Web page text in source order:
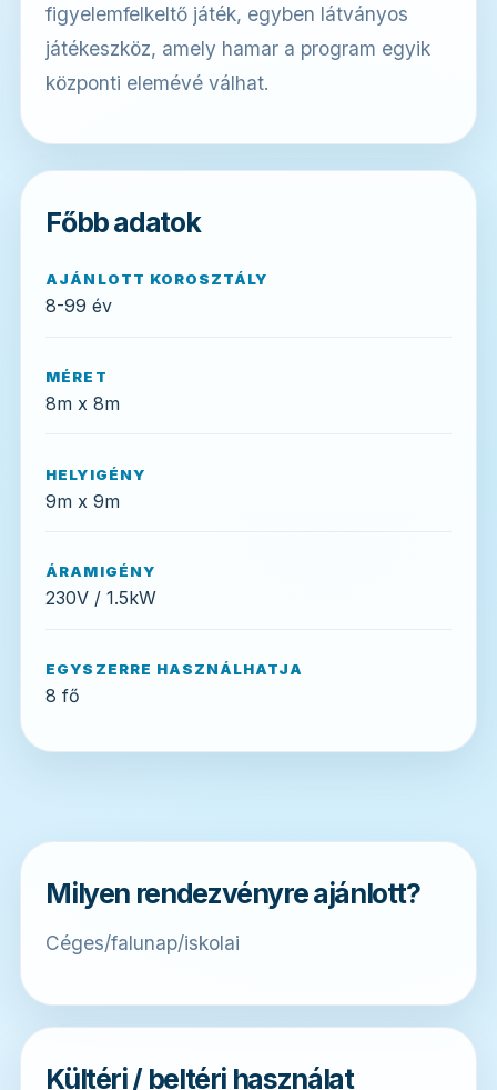
figyelemfelkeltő játék, egyben látványos
játékeszköz, amely hamar a program egyik
központi elemévé válhat.
Főbb adatok
AJÁNLOTT KOROSZTÁLY
8-99 év
MÉRET
8m x 8m
HELYIGÉNY
9m x 9m
ÁRAMIGÉNY
230V / 1.5kW
EGYSZERRE HASZNÁLHATJA
8 fő
Milyen rendezvényre ajánlott?
Céges/falunap/iskolai
Kültéri / beltéri használat